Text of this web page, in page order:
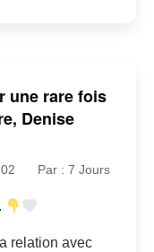
une rare fois
Denise
Par : 7 Jours
relation avec